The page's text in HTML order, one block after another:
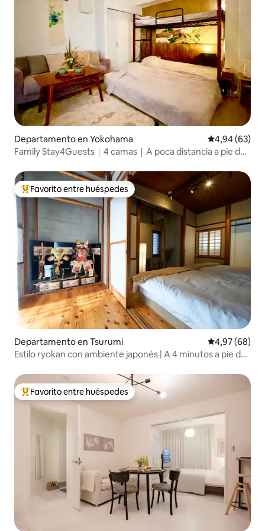
Departamento en Yokohama Calificación
4,94 (63)
Family Stay4Guests｜4 camas｜A poca distancia a pie de
Favorito entre los huéspedes más destacados
Favorito entre huéspedes
Departamento en Tsurumi Calificación
4,97 (68)
Estilo ryokan con ambiente japonés | A 4 minutos a pie de
Yokohama | A 16 minutos del aeropuerto de Haneda
Favorito entre los huéspedes más destacados
Favorito entre huéspedes